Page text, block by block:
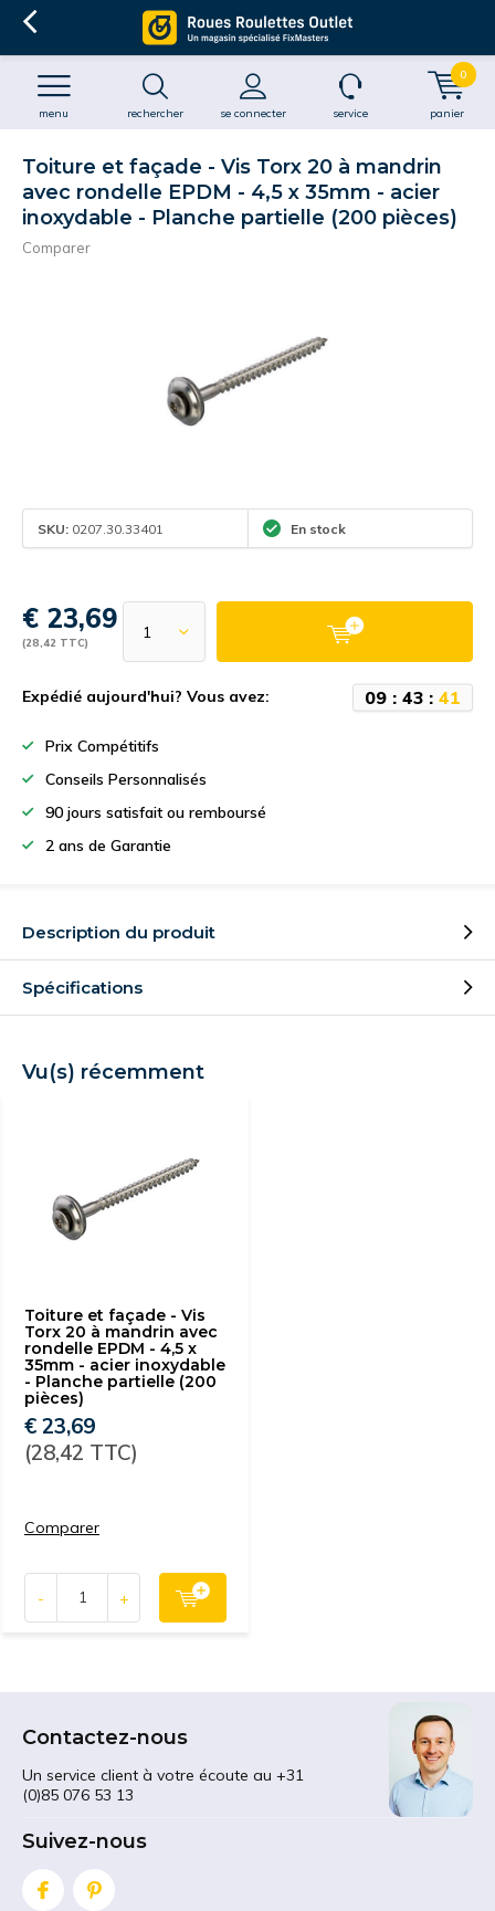
rechercher se connecter
menu service panier
0
Toiture et façade - Vis Torx 20 à mandrin
avec rondelle EPDM - 4,5 x 35mm - acier
inoxydable - Planche partielle (200 pièces)
Comparer
SKU: 0207.30.33401 En stock
€ 23,69
(28,42 TTC)
Expédié aujourd'hui? Vous avez: 09 : 43 : 41
Prix Compétitifs
Conseils Personnalisés
90 jours satisfait ou remboursé
2 ans de Garantie
Description du produit
Spécifications
Vu(s) récemment
Toiture et façade - Vis
Torx 20 à mandrin avec
rondelle EPDM - 4,5 x
35mm - acier inoxydable
- Planche partielle (200
pièces)
€ 23,69
(28,42 TTC)
Comparer
- +
Contactez-nous
Un service client à votre écoute au +31
(0)85 076 53 13
Suivez-nous